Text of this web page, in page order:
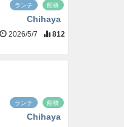
ランチ 船橋
Chihaya
2026/5/7 812
ランチ 船橋
Chihaya